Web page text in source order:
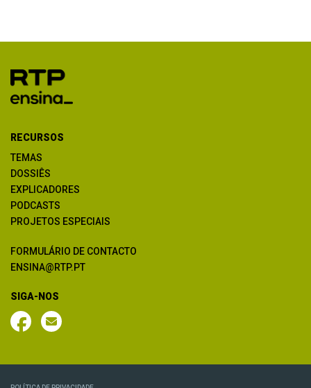
RECURSOS
TEMAS
DOSSIÊS
EXPLICADORES
PODCASTS
PROJETOS ESPECIAIS
FORMULÁRIO DE CONTACTO
ENSINA@RTP.PT
SIGA-NOS